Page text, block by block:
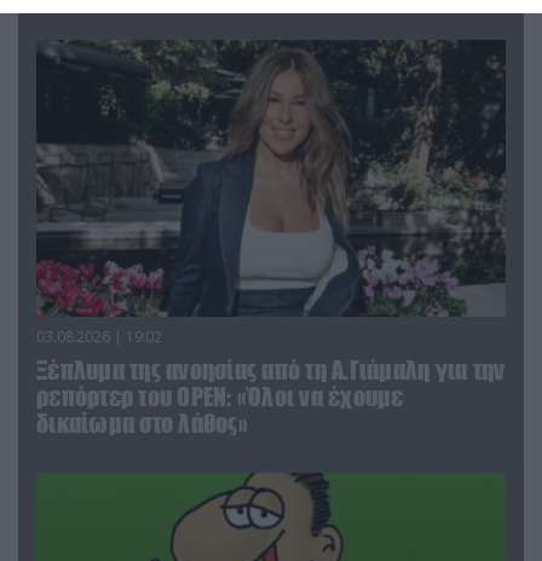
03.08.2026 | 19:02
Ξέπλυμα της ανοησίας από τη Α.Γιάμαλη για την
ρεπόρτερ του ΟΡΕΝ: «Όλοι να έχουμε
δικαίωμα στο λάθος»